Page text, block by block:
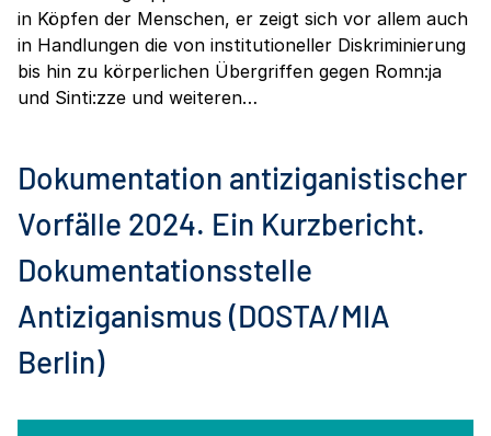
in Köpfen der Menschen, er zeigt sich vor allem auch
in Handlungen die von institutioneller Diskriminierung
bis hin zu körperlichen Übergriffen gegen Romn:ja
und Sinti:zze und weiteren…
Dokumentation antiziganistischer
Vorfälle 2024. Ein Kurzbericht.
Dokumentationsstelle
Antiziganismus (DOSTA/MIA
Berlin)